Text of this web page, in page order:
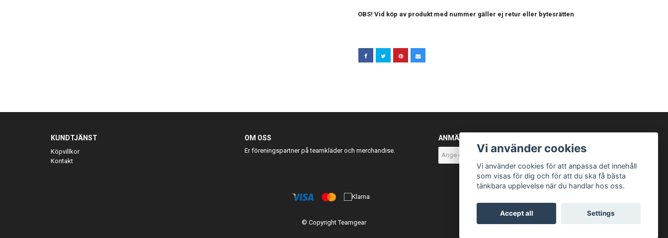
OBS! Vid köp av produkt med nummer gäller ej retur eller bytesrätten
KUNDTJÄNST
Köpvillkor
Kontakt
OM OSS
Er föreningspartner på teamkläder och merchandise.
ANMÄL DIG TILL VÅRT NYHETSBREV
Prenumerera
© Copyright Teamgear
Vi använder cookies
Vi använder cookies för att anpassa det innehåll
som visas för dig och för att du ska få bästa
tänkbara upplevelse när du handlar hos oss.
Accept all Settings